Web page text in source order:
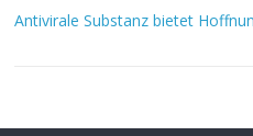
Antivirale Substanz bietet